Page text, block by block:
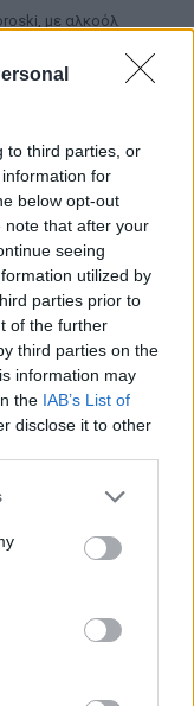
to third parties, or
for
below opt-out
note that after your
seeing
utilized by
parties prior to
of the further
third parties on the
information may
the IAB’s List of
disclose it to other
με αλκοόλ
των νεόνυμφων στο
νέο υλικό από το
«Έχασα τη
παιδί μου, τα
πόνος του
ο 21χρονος γιος της
σύγκρουση με
οδό Αμφίπολης
Παλαιοκώμη.
κέντρο της
Έσπασαν το
ταχυτήτων το
τον έλεγχο και